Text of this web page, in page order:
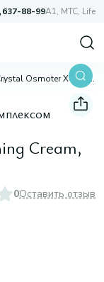
637-88-99A1, МТС, Life
Crystal Osmoter X6 Smoothing Cream, 50 мл
Cream,
0Оставить отзыв